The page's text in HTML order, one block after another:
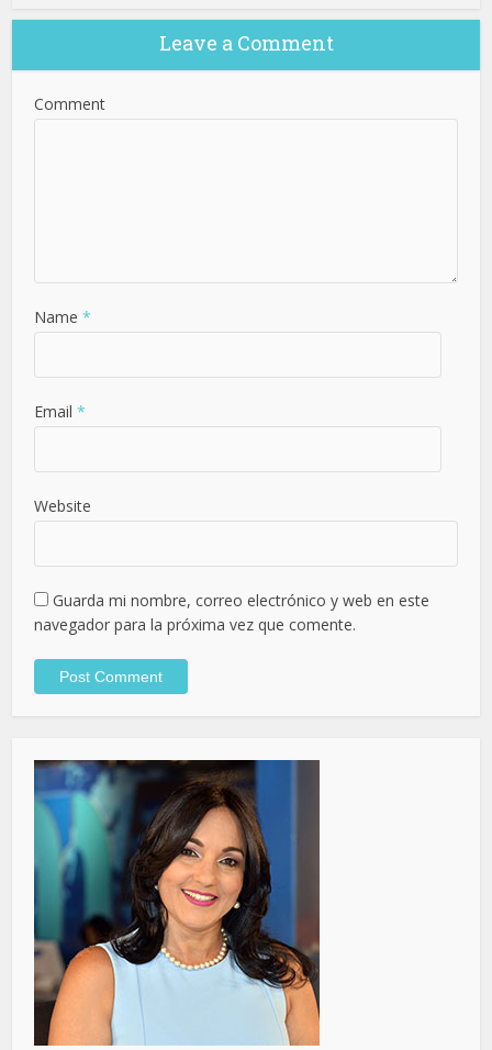
Leave a Comment
Comment
Name *
Email *
Website
Guarda mi nombre, correo electrónico y web en este
navegador para la próxima vez que comente.